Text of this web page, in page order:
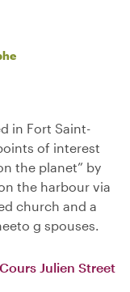
in Fort Saint-
of interest
the planet” by
the harbour via
church and a
g spouses.
Julien Street